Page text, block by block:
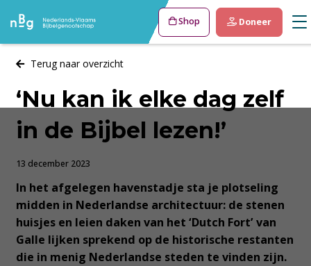
Shop Doneer
Terug naar overzicht
‘Nu kan ik elke dag zelf
in de Bijbel lezen!’
13 december 2023
In het afgelegen havenstadje sta je plotseling
midden in Nederlandse architectuur: de stenen
huisjes en leien daken van het ‘Dutch Fort’ van
Galle lijken sprekend op de historische restanten
die in menig Nederlandse steden te vinden zijn.